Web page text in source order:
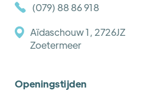
(079) 88 86 918
Aïdaschouw 1, 2726JZ
Zoetermeer
Openingstijden